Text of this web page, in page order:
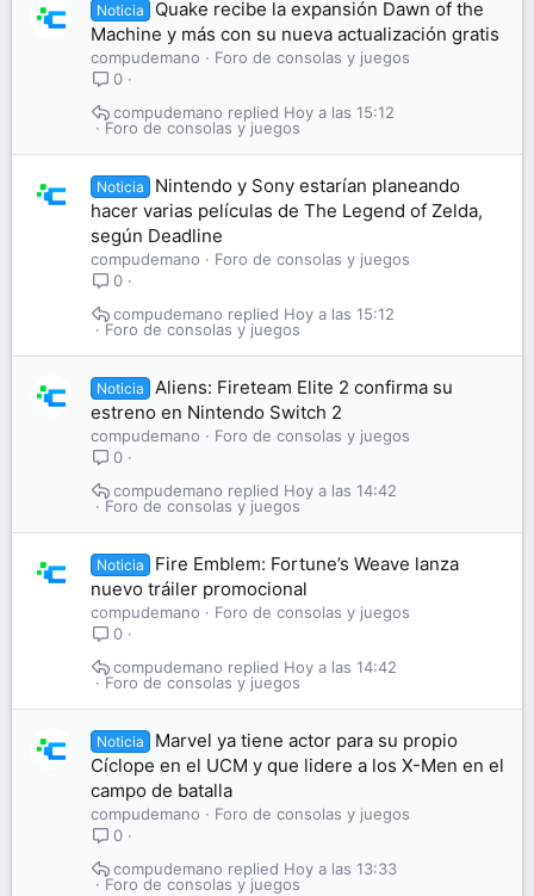
Noticia
Quake recibe la expansión Dawn of the
Machine y más con su nueva actualización gratis
compudemano
Foro de consolas y juegos
0
Foro de consolas y juegos
Hoy a las 15:12
compudemano
Noticia
Nintendo y Sony estarían planeando
hacer varias películas de The Legend of Zelda,
según Deadline
compudemano
Foro de consolas y juegos
0
Foro de consolas y juegos
Hoy a las 15:12
compudemano
Noticia
Aliens: Fireteam Elite 2 confirma su
estreno en Nintendo Switch 2
compudemano
Foro de consolas y juegos
0
Foro de consolas y juegos
Hoy a las 14:42
compudemano
Noticia
Fire Emblem: Fortune’s Weave lanza
nuevo tráiler promocional
compudemano
Foro de consolas y juegos
0
Foro de consolas y juegos
Hoy a las 14:42
compudemano
Noticia
Marvel ya tiene actor para su propio
Cíclope en el UCM y que lidere a los X-Men en el
campo de batalla
compudemano
Foro de consolas y juegos
0
Foro de consolas y juegos
Hoy a las 13:33
compudemano